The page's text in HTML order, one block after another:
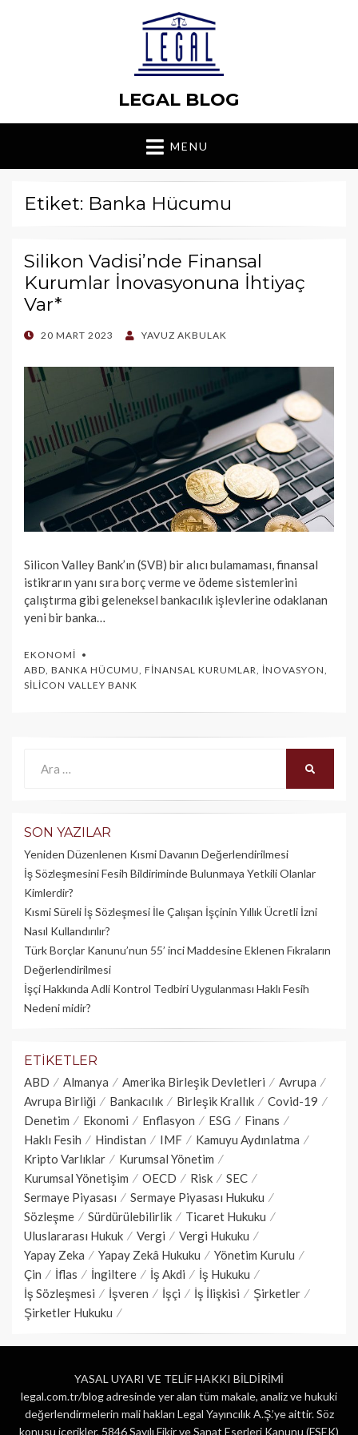
LEGAL BLOG
MENU
Etiket: Banka Hücumu
Silikon Vadisi’nde Finansal
Kurumlar İnovasyonuna İhtiyaç
Var*
POSTED
20 MART 2023 YAVUZ AKBULAK
Silicon Valley Bank’ın (SVB) bir alıcı bulamaması, finansal
istikrarın yanı sıra borç verme ve ödeme sistemlerini
çalıştırma gibi geleneksel bankacılık işlevlerine odaklanan
yeni bir banka…
EKONOMI
ABD, BANKA HÜCUMU, FINANSAL KURUMLAR, İNOVASYON,
SILICON VALLEY BANK
SON YAZILAR
Yeniden Düzenlenen Kısmi Davanın Değerlendirilmesi
İş Sözleşmesini Fesih Bildiriminde Bulunmaya Yetkili Olanlar
Kimlerdir?
Kısmi Süreli İş Sözleşmesi İle Çalışan İşçinin Yıllık Üc­retli İzni
Nasıl Kullandırılır?
Türk Borçlar Kanunu’nun 55’ inci Maddesine Eklenen Fıkraların
Değerlendirilmesi
İşçi Hakkında Adli Kontrol Tedbiri Uygulanması Haklı Fesih
Nedeni midir?
ETIKETLER
ABD Almanya Amerika Birleşik Devletleri
Avrupa
Avrupa Birliği
Bankacılık Birleşik Krallık
Covid-19
Denetim
Ekonomi Enflasyon ESG
Finans
Haklı Fesih
Hindistan IMF
Kamuyu Aydınlatma
Kripto Varlıklar
Kurumsal Yönetim
Kurumsal Yönetişim
OECD Risk
SEC
Sermaye Piyasası
Sermaye Piyasası Hukuku
Sözleşme
Sürdürülebilirlik
Ticaret Hukuku
Uluslararası Hukuk
Vergi
Vergi Hukuku
Yapay Zeka
Yapay Zekâ Hukuku
Yönetim Kurulu
Çin
İflas İngiltere İş Akdi
İş Hukuku
İş Sözleşmesi
İşveren İşçi İş İlişkisi
Şirketler
Şirketler Hukuku
YASAL UYARI VE TELİF HAKKI BİLDİRİMİ
legal.com.tr/blog adresinde yer alan tüm makale, analiz ve hukuki
değerlendirmelerin mali hakları Legal Yayıncılık A.Ş.’ye aittir. Söz
konusu içerikler, 5846 Sayılı Fikir ve Sanat Eserleri Kanunu (FSEK)